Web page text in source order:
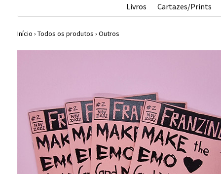
Livros Cartazes/Prints
Início › Todos os produtos › Outros